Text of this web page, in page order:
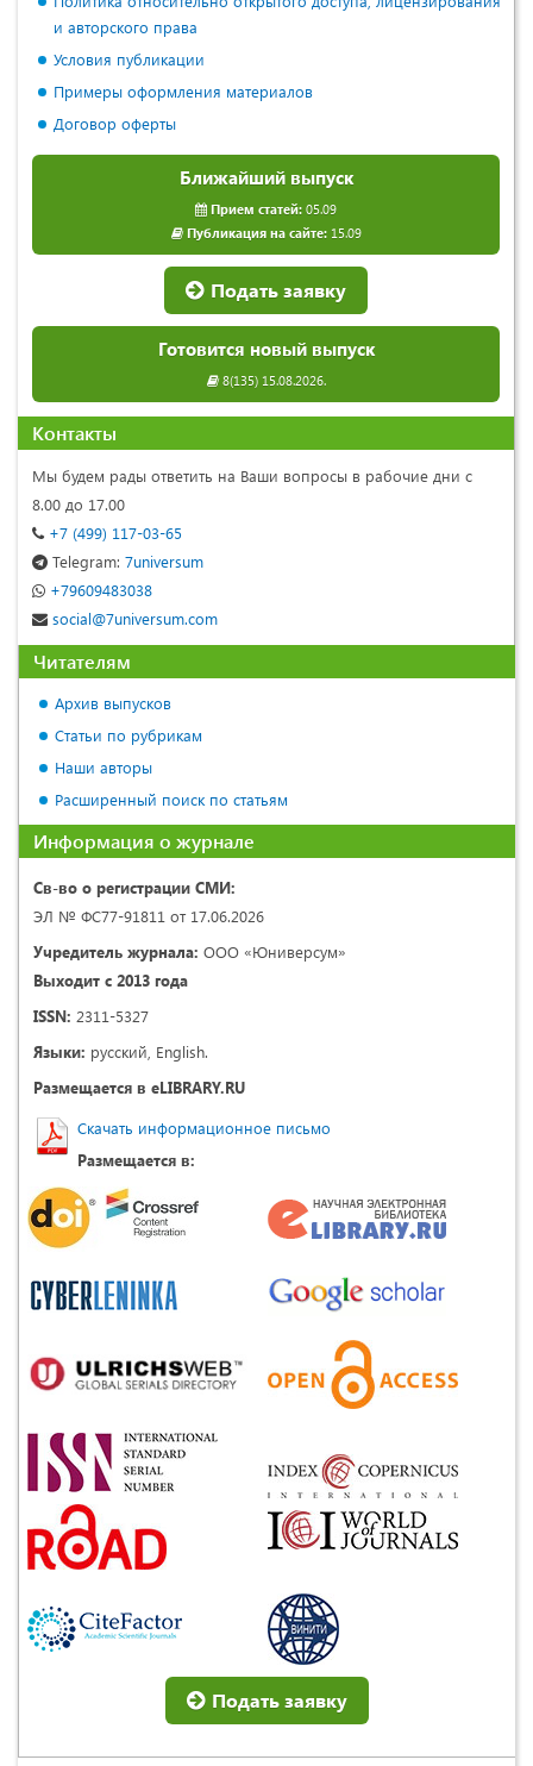
и авторского права
Условия публикации
Примеры оформления материалов
Договор оферты
Ближайший выпуск
Прием статей: 05.09
Публикация на сайте:15.09
Подать заявку
Готовится новый выпуск
8(135) 15.08.2026.
Контакты
Мы будем рады ответить на Ваши вопросы в рабочие дни с
8.00 до 17.00
+7 (499) 117-03-65
Telegram: 7universum
+79609483038
social@7universum.com
Читателям
Архив выпусков
Статьи по рубрикам
Наши авторы
Расширенный поиск по статьям
Информация о журнале
Св-во о регистрации СМИ:
ЭЛ № ФС77-91811 от 17.06.2026
Учредитель журнала: ООО «Юниверсум»
Выходит с 2013 года
ISSN: 2311-5327
Языки: русский, English.
Размещается в eLIBRARY.RU
Скачать информационное письмо
Размещается в:
Подать заявку